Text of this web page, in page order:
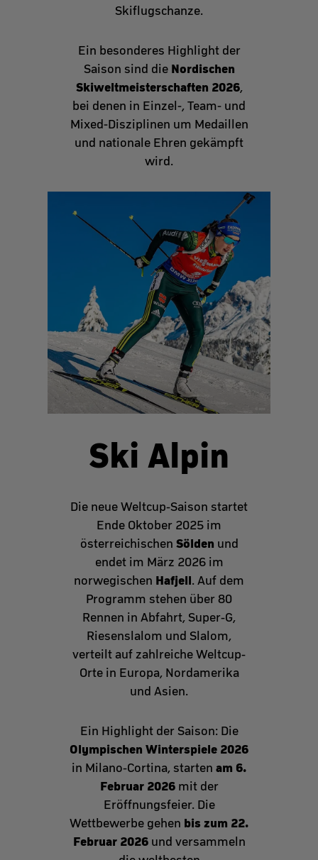
Skiflugschanze.
Ein besonderes Highlight der
Saison sind die Nordischen
Skiweltmeisterschaften 2026,
bei denen in Einzel‑, Team‑ und
Mixed‑Disziplinen um Medaillen
und nationale Ehren gekämpft
wird.
Ski Alpin
Die neue Weltcup-Saison startet
Ende Oktober 2025 im
österreichischen Sölden und
endet im März 2026 im
norwegischen Hafjell. Auf dem
Programm stehen über 80
Rennen in Abfahrt, Super-G,
Riesenslalom und Slalom,
verteilt auf zahlreiche Weltcup-
Orte in Europa, Nordamerika
und Asien.
Ein Highlight der Saison: Die
Olympischen Winterspiele 2026
in Milano-Cortina, starten am 6.
Februar 2026mit der
Eröffnungsfeier. Die
Wettbewerbe gehen bis zum 22.
Februar 2026und versammeln